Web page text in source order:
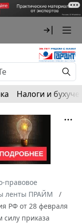
Налоги и
правовое
ленты ПРАЙМ
РФ от 28 февраля
приказа